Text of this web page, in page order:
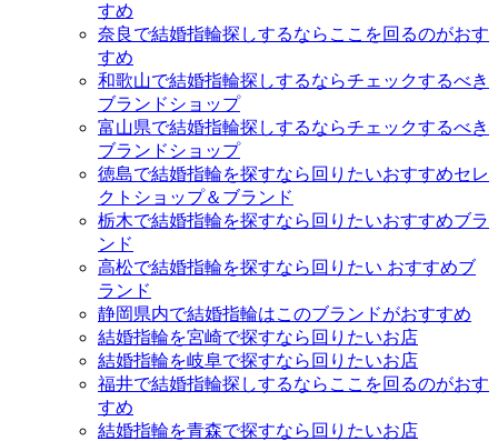
すめ
奈良で結婚指輪探しするならここを回るのがおす
すめ
和歌山で結婚指輪探しするならチェックするべき
ブランドショップ
富山県で結婚指輪探しするならチェックするべき
ブランドショップ
徳島で結婚指輪を探すなら回りたいおすすめセレ
クトショップ＆ブランド
栃木で結婚指輪を探すなら回りたいおすすめブラ
ンド
高松で結婚指輪を探すなら回りたい おすすめブ
ランド
静岡県内で結婚指輪はこのブランドがおすすめ
結婚指輪を宮崎で探すなら回りたいお店
結婚指輪を岐阜で探すなら回りたいお店
福井で結婚指輪探しするならここを回るのがおす
すめ
結婚指輪を青森で探すなら回りたいお店